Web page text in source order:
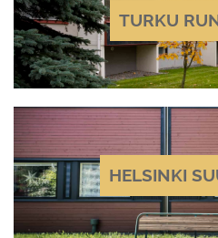
TURKU
HELSINKI